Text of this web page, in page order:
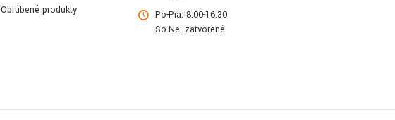
Obľúbené produkty
Po-Pia: 8.00-16.30
So-Ne: zatvorené